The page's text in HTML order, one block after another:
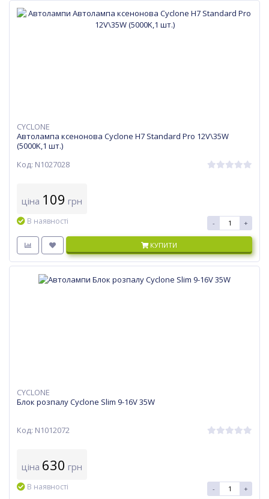
CYCLONE
Автолампа ксенонова Cyclone H7 Standard Pro 12V\35W
(5000K,1 шт.)
Код: N1027028
ціна 109 грн
В наявності - +
КУПИТИ
CYCLONE
Блок розпалу Cyclone Slim 9-16V 35W
Код: N1012072
ціна 630 грн
В наявності - +